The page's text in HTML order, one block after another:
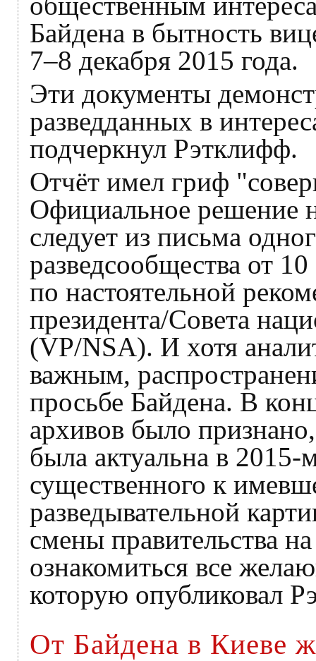
Байдена в бытность
7–8 декабря 2015 года.
Эти документы
разведданных в
подчеркнул Рэтклифф.
Отчёт имел гриф
Официальное решение
следует из письма
разведсообщества от
по настоятельной
президента/Совета
(VP/NSA). И хотя
важным,
просьбе Байдена. В
архивов было
была актуальна в 2015-
существенного к
разведывательной
смены правительства
ознакомиться все
которую опубликовал
От Байдена в Киеве